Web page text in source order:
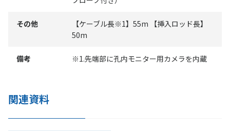
その他
【ケーブル長※1】55m 【挿入ロッド長】
50m
備考 ※1.先端部に孔内モニター用カメラを内蔵
関連資料